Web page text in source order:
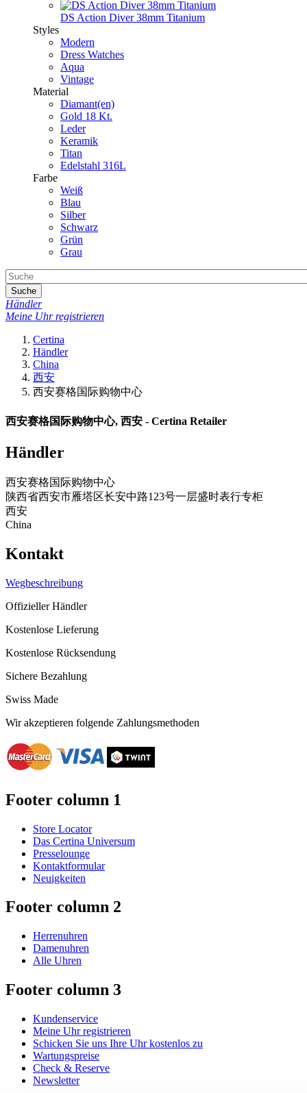
DS Action Diver 38mm Titanium
Styles
Modern
Dress Watches
Aqua
Vintage
Material
Diamant(en)
Gold 18 Kt.
Leder
Keramik
Titan
Edelstahl 316L
Farbe
Weiß
Blau
Silber
Schwarz
Grün
Grau
Suche
Händler
Meine Uhr registrieren
Certina
Händler
China
西安
西安赛格国际购物中心
西安赛格国际购物中心, 西安 - Certina Retailer
Händler
西安赛格国际购物中心
陕西省西安市雁塔区长安中路123号一层盛时表行专柜
西安
China
Kontakt
Wegbeschreibung
Offizieller Händler
Kostenlose Lieferung
Kostenlose Rücksendung
Sichere Bezahlung
Swiss Made
Wir akzeptieren folgende Zahlungsmethoden
Footer column 1
Store Locator
Das Certina Universum
Presselounge
Kontaktformular
Neuigkeiten
Footer column 2
Herrenuhren
Damenuhren
Alle Uhren
Footer column 3
Kundenservice
Meine Uhr registrieren
Schicken Sie uns Ihre Uhr kostenlos zu
Wartungspreise
Check & Reserve
Newsletter